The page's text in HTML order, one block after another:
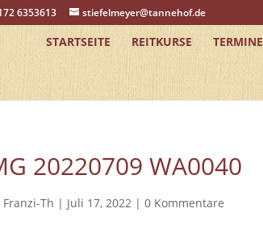
6353613 stiefelmeyer@tannehof.de
STARTSEITE REITKURSE TERMINE
20220709 WA0040
Franzi-Th | Juli 17, 2022 |0 Kommentare